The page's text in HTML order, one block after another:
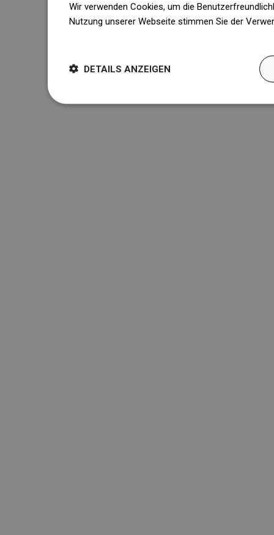
Wir verwenden Cookies, um die
Nutzung unserer Webseite stimmen Sie der
DETAILS ANZEIGEN